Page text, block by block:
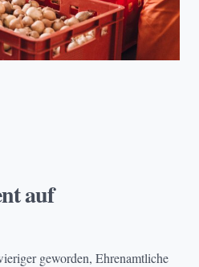
auf
geworden, Ehrenamtliche